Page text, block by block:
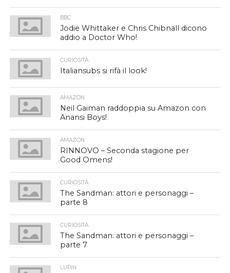
BBC
Jodie Whittaker e Chris Chibnall dicono
addio a Doctor Who!
CURIOSITÀ
Italiansubs si rifà il look!
AMAZON
Neil Gaiman raddoppia su Amazon con
Anansi Boys!
AMAZON
RINNOVO – Seconda stagione per
Good Omens!
CURIOSITÀ
The Sandman: attori e personaggi –
parte 8
CURIOSITÀ
The Sandman: attori e personaggi –
parte 7
LUPIN